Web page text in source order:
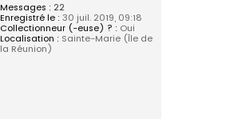
Messages : 22
Enregistré le : 30 juil. 2019, 09:18
Collectionneur (-euse) ? : Oui
Localisation : Sainte-Marie (Île de
la Réunion)